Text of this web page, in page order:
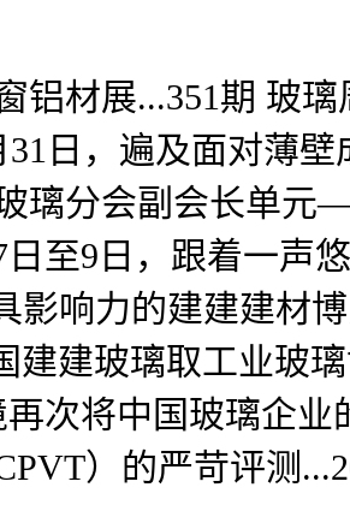
展...351期 玻璃
日，遍及面对薄
璃分会副会长单元
日至9日，跟着一
影响力的建建建材
建建玻璃取工业玻
次将中国玻璃企
）的严苛评测